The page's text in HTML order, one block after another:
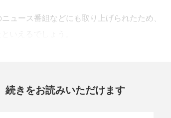
ュース番組などにも取り上げられたため、
続きをお読みいただけます